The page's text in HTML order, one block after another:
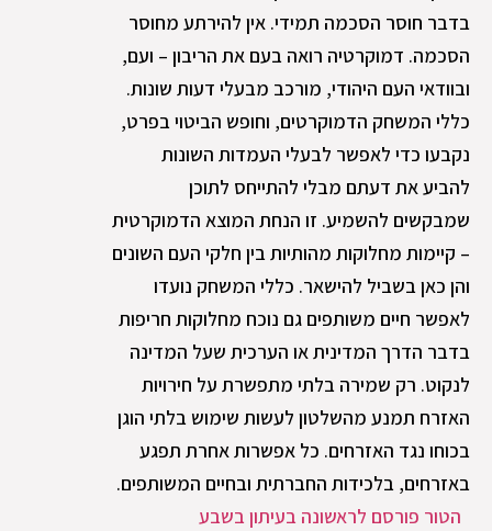
בדבר חוסר הסכמה תמידי. אין להירתע מחוסר
הסכמה. דמוקרטיה רואה בעם את הריבון – ועם,
ובוודאי העם היהודי, מורכב מבעלי דעות שונות.
כללי המשחק הדמוקרטים, וחופש הביטוי בפרט,
נקבעו כדי לאפשר לבעלי העמדות השונות
להביע את דעתם מבלי להתייחס לתוכן
שמבקשים להשמיע. זו הנחת המוצא הדמוקרטית
– קיימות מחלוקות מהותיות בין חלקי העם השונים
והן כאן בשביל להישאר. כללי המשחק נועדו
לאפשר חיים משותפים גם נוכח מחלוקות חריפות
בדבר הדרך המדינית או הערכית שעל המדינה
לנקוט. רק שמירה בלתי מתפשרת על חירויות
האזרח תמנע מהשלטון לעשות שימוש בלתי הוגן
בכוחו נגד האזרחים. כל אפשרות אחרת תפגע
באזרחים, בלכידות החברתית ובחיים המשותפים.
הטור פורסם לראשונה בעיתון בשבע